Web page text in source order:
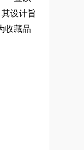
设计旨
收藏品